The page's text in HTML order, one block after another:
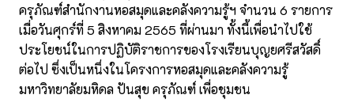
ครุภัณฑ์สำนักงานหอสมุดและคลังความรู้ฯ จำนวน 6 รายการ
เมื่อวันศุกร์ที่ 5 สิงหาคม 2565 ที่ผ่านมา ทั้งนี้เพื่อนำไปใช้
ประโยชน์ในการปฏิบัติราชการของโรงเรียนบุญยศรีสวัสดิ์
ต่อไป ซึ่งเป็นหนึ่งในโครงการหอสมุดและคลังความรู้
มหาวิทยาลัยมหิดล ปันสุข ครุภัณฑ์ เพื่อชุมชน